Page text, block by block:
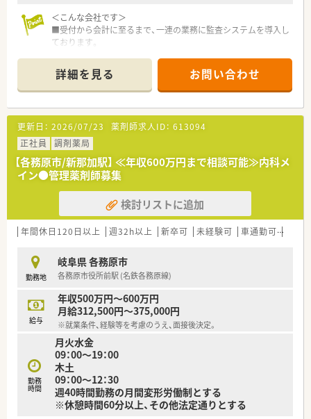
＜こんな会社です＞
■受付から会計に至るまで、一連の業務に監査システムを導入し
ております。
安心して対人業務を行える環境を整えています。
調剤未経験の方やブランクのある方でも安心して業務に入る
事ができます。
■医療機関、高齢施設、ケアマネ等と連携し、在宅で療養される
方の支援もしています。
店舗数よりも多くの介護事業所の処方箋を応需して、処方箋に
よる薬の提供を行っています。
ただお薬を届けるのではなく、施設スタッフと薬剤師がパート
ナーになり取り組んでいます。
■地域の方々の健康増進のため、定期的にウォーキングイベント
やお料理教室を開いています。
薬だけではなく健康維持に大切な運動や食事にも興味を向け
ることで、
地域の方々の健康に対する意識を上げ、生活習慣を改善させる
薬のことはもちろんですが、それ以外の食事・運動も合わせて
考え、地域に貢献していきます。
＜長くご活躍可能です＞
■雇用形態変更制度やリターン雇用制度など、ライフスタイルに
合わせて永くご勤務いただけるような様々な制度を用意してい
ます。
60歳の定年後、70歳まで契約社員・パートとしてご勤務いただ
ける、シニア再雇用制度があります。
＜こんなところに注力しています＞
■着実に成長できる体系的かつ実践的な教育研修制度に注力し
ています！
詳細を見る お問い合わせ
更新日： 2026/07/23 薬剤師求人ID： 613094
正社員
調剤薬局
【各務原市/新那加駅】 ≪年収600万円まで相談可能≫内科メ
イン●管理薬剤師募集
検討リストに追加
年間休日120日以上 週32h以上 新卒可 未経験可 車通勤可
勤務地
岐阜県 各務原市
各務原市役所前駅 (名鉄各務原線)
給与
年収500万円～600万円
月給312,500円～375,000円
※就業条件、経験等を考慮のうえ、面接後決定。
勤務
時間
月火水金
09：00～19：00
木土
09：00～12：30
週40時間勤務の月間変形労働制とする
※休憩時間60分以上、その他法定通りとする